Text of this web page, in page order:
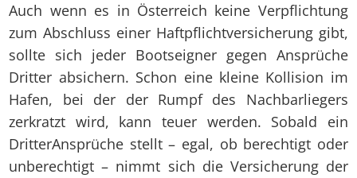
Auch wenn es in Österreich keine Verpflichtung
zum Abschluss einer Haftpflichtversicherung gibt,
sollte sich jeder Bootseigner gegen Ansprüche
Dritter absichern. Schon eine kleine Kollision im
Hafen, bei der der Rumpf des Nachbarliegers
zerkratzt wird, kann teuer werden. Sobald ein
DritterAnsprüche stellt – egal, ob berechtigt oder
unberechtigt – nimmt sich die Versicherung der